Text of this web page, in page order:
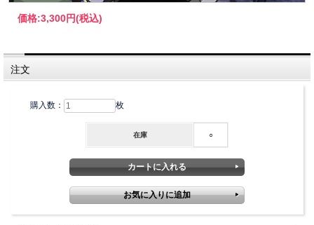
価格:3,300円(税込)
注文
購入数： 枚
在庫 ○